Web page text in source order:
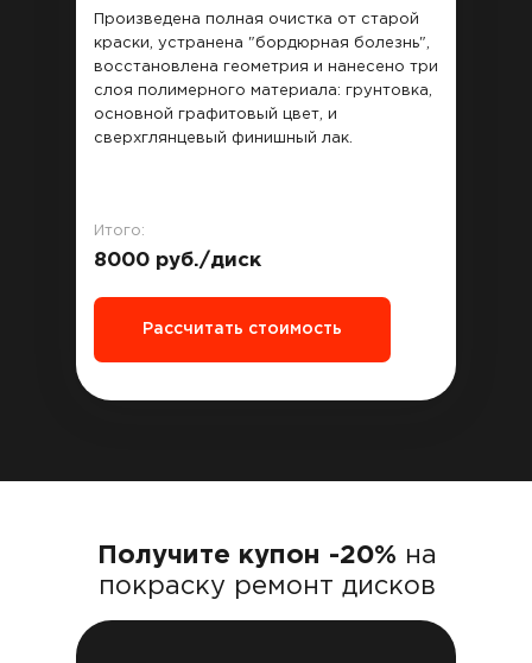
Произведена полная очистка от старой
краски, устранена "бордюрная болезнь",
восстановлена геометрия и нанесено три
слоя полимерного материала: грунтовка,
основной графитовый цвет, и
сверхглянцевый финишный лак.
Итого:
8000 руб./диск
Рассчитать стоимость
Получите купон -20% на
покраску ремонт дисков